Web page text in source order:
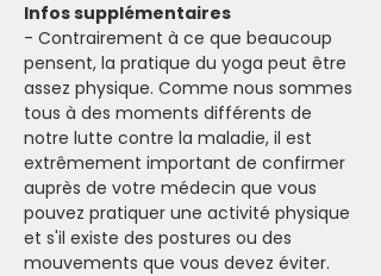
Infos supplémentaires
- Contrairement à ce que beaucoup
pensent, la pratique du yoga peut être
assez physique. Comme nous sommes
tous à des moments différents de
notre lutte contre la maladie, il est
extrêmement important de confirmer
auprès de votre médecin que vous
pouvez pratiquer une activité physique
et s'il existe des postures ou des
mouvements que vous devez éviter.